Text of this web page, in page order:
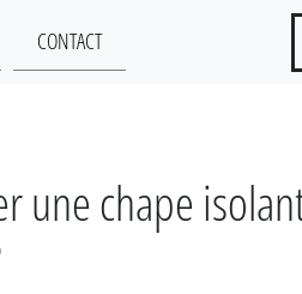
CONTACT
une chape